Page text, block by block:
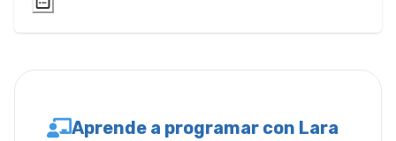
Saturación
ColumnasAprende a programar con Lara